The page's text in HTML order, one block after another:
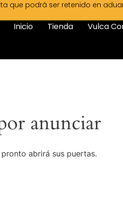
que podrá ser retenido en
Inicio Tienda Vulca
anunciar
abrirá sus puertas.